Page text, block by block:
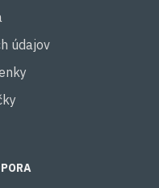
údajov